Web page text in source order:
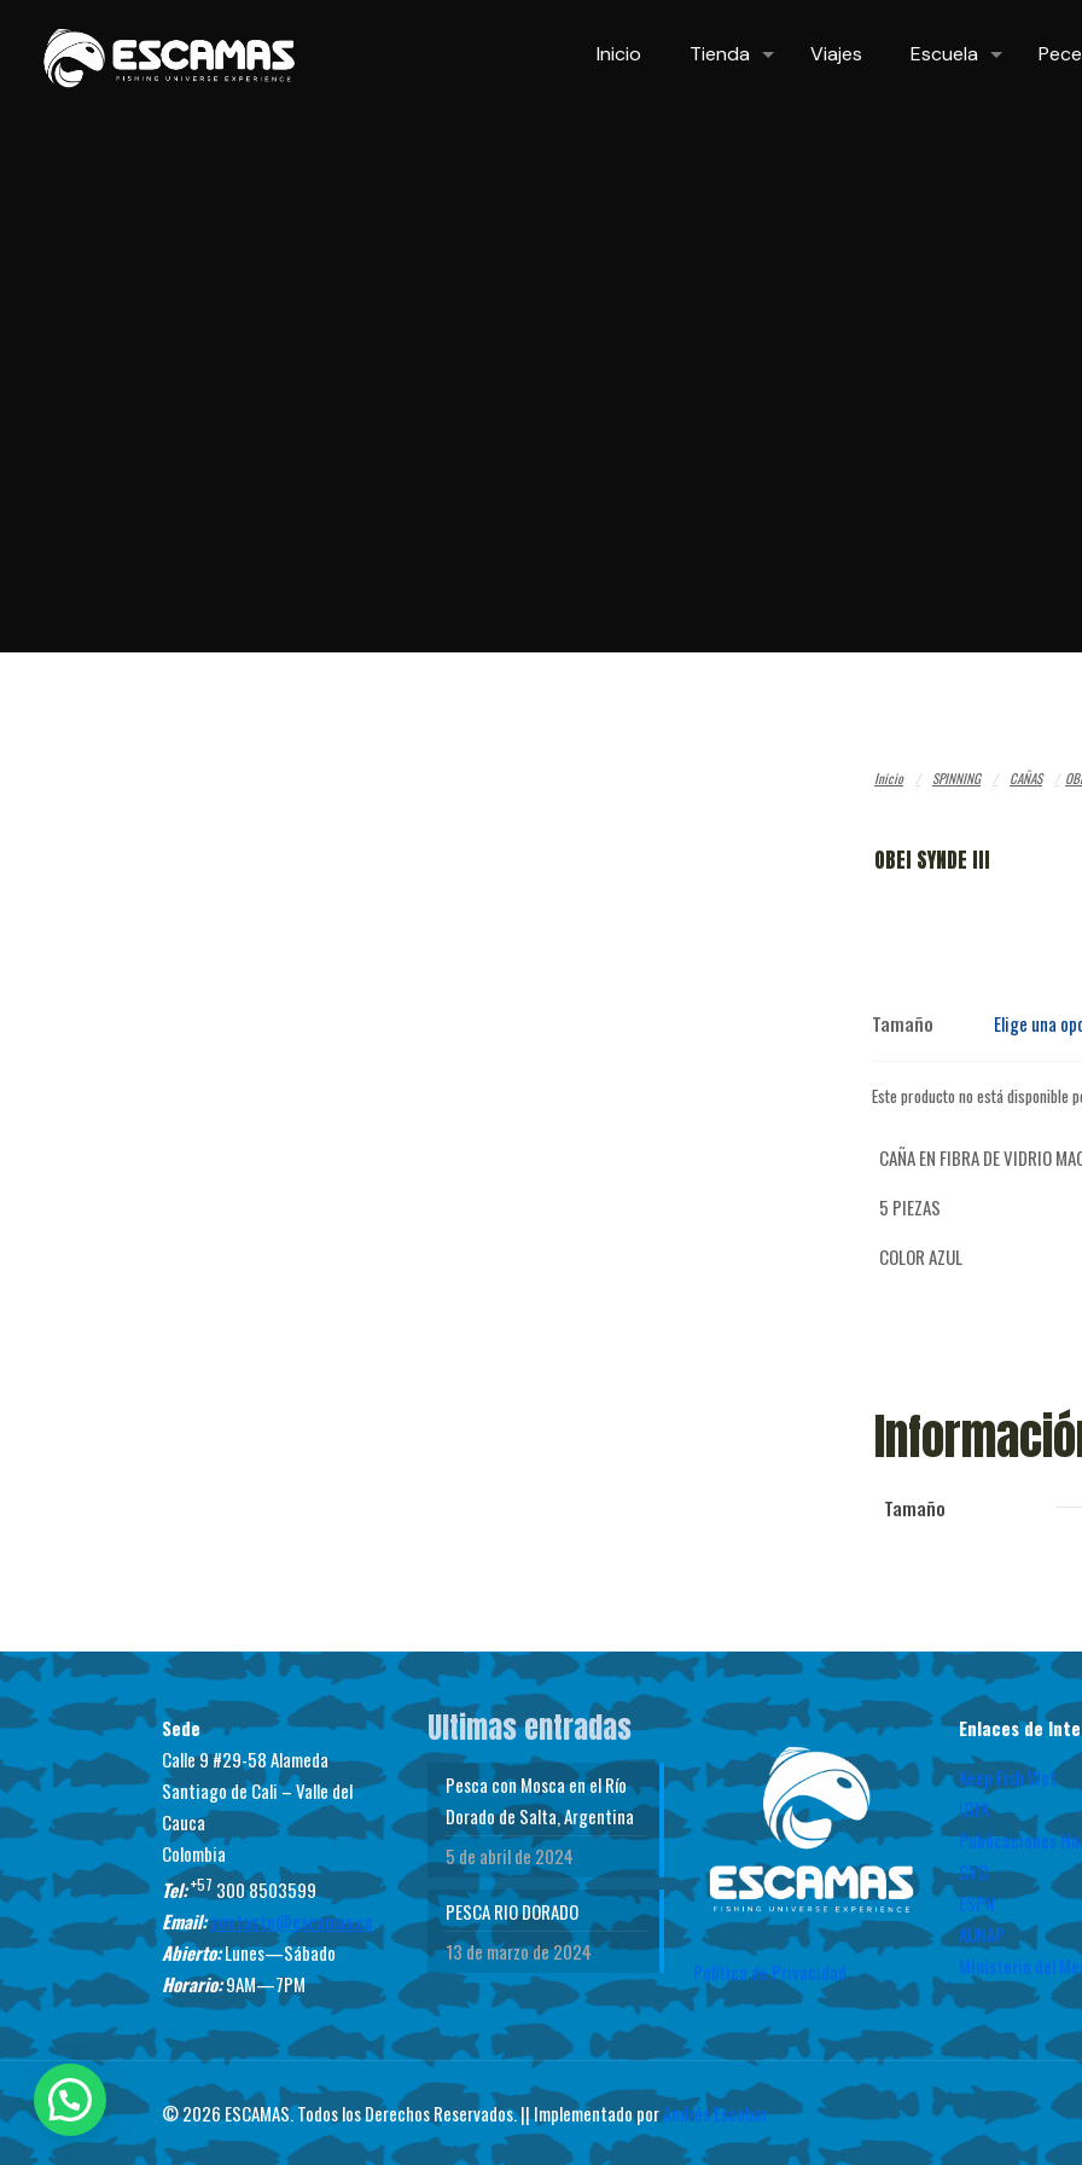
Inicio Tienda Viajes Escuela
Inicio / SPINNING / CAÑAS /
OBEI SYNDE III
Tamaño
Este producto no está disponible
CAÑA EN FIBRA DE VIDRIO
5 PIEZAS
COLOR AZUL
Tamaño
Sede
Calle 9 #29-58 Alameda
Santiago de Cali – Valle del
Cauca
Colombia
Tel:+57 300 8503599
Email:contacto@escamas.co
Abierto:Lunes—Sábado
Horario:9AM—7PM
Ultimas entradas
Pesca con Mosca en el Río
Dorado de Salta, Argentina
5 de abril de 2024
PESCA RIO DORADO
13 de marzo de 2024
Política de Privacidad
Enlaces de
Keep Fish Wet
IGFA
Publicaciones
CVC
ESPN
AUNAP
Ministerio del
© 2026 ESCAMAS. Todos los Derechos Reservados. || Implementado porAndrés Escobar